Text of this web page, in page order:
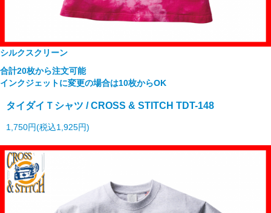
シルクスクリーン
合計20枚から注文可能
インクジェットに変更の場合は10枚からOK
タイダイＴシャツ / CROSS & STITCH TDT-148
1,750円(税込1,925円)